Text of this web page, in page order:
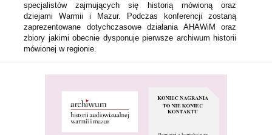
specjalistów zajmujących się historią mówioną oraz
dziejami Warmii i Mazur. Podczas konferencji zostaną
zaprezentowane dotychczasowe działania AHAWiM oraz
zbiory jakimi obecnie dysponuje pierwsze archiwum historii
mówionej w regionie.